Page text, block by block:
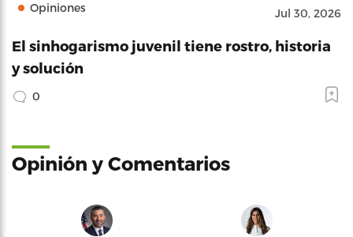
Opiniones Jul 30, 2026
El sinhogarismo juvenil tiene rostro, historia
y solución
0
Opinión y Comentarios